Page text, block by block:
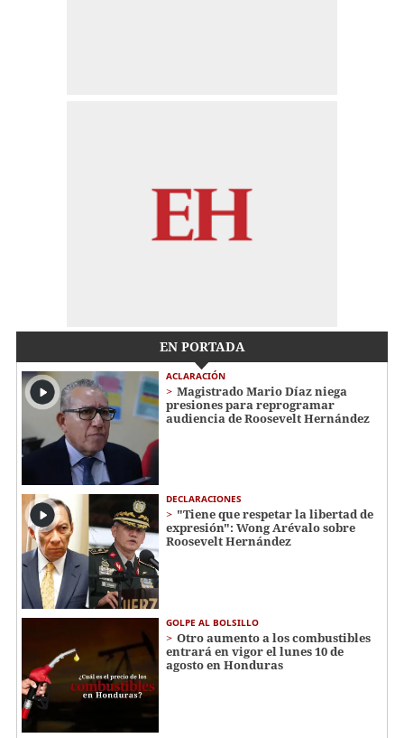
EN PORTADA
ACLARACIÓN
Magistrado Mario Díaz niega
presiones para reprogramar
audiencia de Roosevelt Hernández
DECLARACIONES
"Tiene que respetar la libertad de
expresión": Wong Arévalo sobre
Roosevelt Hernández
GOLPE AL BOLSILLO
Otro aumento a los combustibles
entrará en vigor el lunes 10 de
agosto en Honduras